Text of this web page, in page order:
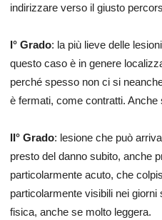
indirizzare verso il giusto
I° Grado: la più lieve delle
questo caso è in genere
perché spesso non ci si
è fermati, come contratti.
II° Grado: lesione che può
presto del danno subito, anche
particolarmente acuto, che
particolarmente visibili nei
fisica, anche se molto leggera.